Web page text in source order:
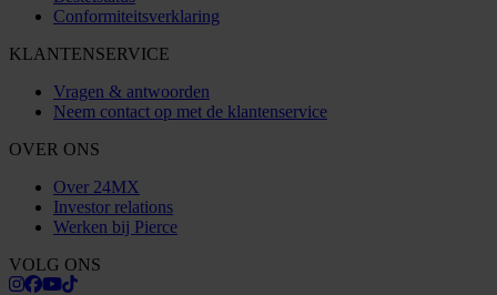
Conformiteitsverklaring
KLANTENSERVICE
Vragen & antwoorden
Neem contact op met de klantenservice
OVER ONS
Over 24MX
Investor relations
Werken bij Pierce
VOLG ONS